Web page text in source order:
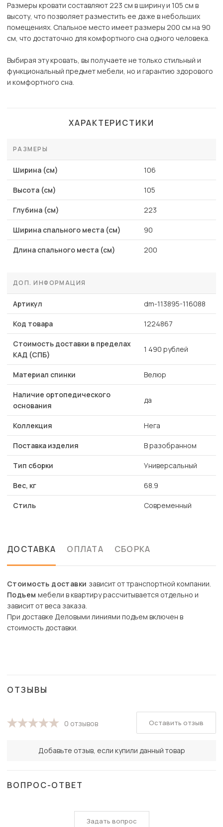
Размеры кровати составляют 223 см в ширину и 105 см в
высоту, что позволяет разместить ее даже в небольших
помещениях. Спальное место имеет размеры 200 см на 90
см, что достаточно для комфортного сна одного человека.
Выбирая эту кровать, вы получаете не только стильный и
функциональный предмет мебели, но и гарантию здорового
и комфортного сна.
ХАРАКТЕРИСТИКИ
РАЗМЕРЫ
Ширина (см) 106
Высота (см) 105
Глубина (см) 223
Ширина спального места (см) 90
Длина спального места (см) 200
ДОП. ИНФОРМАЦИЯ
Артикул dm-113895-116088
Код товара 1224867
Стоимость доставки в пределах
КАД (СПБ)
1 490 рублей
Материал спинки Велюр
Наличие ортопедического
основания
да
Коллекция Нега
Поставка изделия В разобранном
Тип сборки Универсальный
Вес, кг 68.9
Стиль Современный
ДОСТАВКА ОПЛАТА СБОРКА
Стоимость доставки зависит от транспортной компании.
Подъем мебели в квартиру рассчитывается отдельно и
зависит от веса заказа.
При доставке Деловыми линиями подъем включен в
стоимость доставки.
ОТЗЫВЫ
0 отзывов
Добавьте отзыв, если купили данный товар
Оставить отзыв
ВОПРОС-ОТВЕТ
Задать вопрос